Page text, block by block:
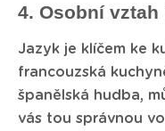
4. Osobní vztah
Jazyk je klíčem ke
francouzská
španělská hudba,
vás tou správnou